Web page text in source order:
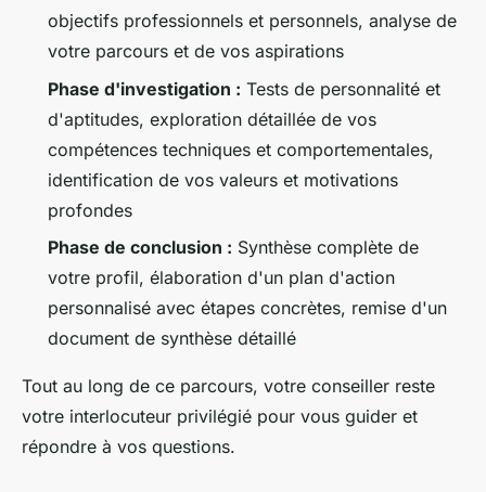
objectifs professionnels et personnels, analyse de
votre parcours et de vos aspirations
Phase d'investigation : Tests de personnalité et
d'aptitudes, exploration détaillée de vos
compétences techniques et comportementales,
identification de vos valeurs et motivations
profondes
Phase de conclusion : Synthèse complète de
votre profil, élaboration d'un plan d'action
personnalisé avec étapes concrètes, remise d'un
document de synthèse détaillé
Tout au long de ce parcours, votre conseiller reste
votre interlocuteur privilégié pour vous guider et
répondre à vos questions.